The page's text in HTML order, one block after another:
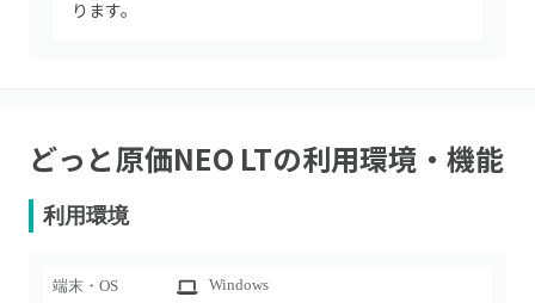
ります。
どっと原価NEO LTの利用環境・機能
利用環境
端末・OS Windows